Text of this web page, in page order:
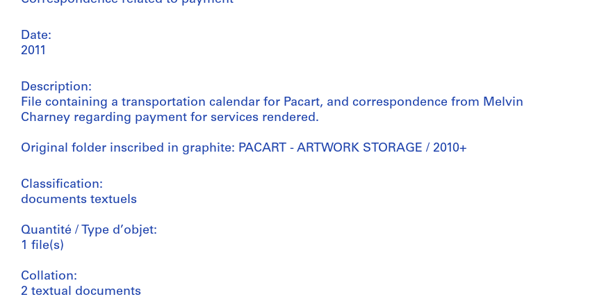
Date:
2011
Description:
File containing a transportation calendar for Pacart, and correspondence from Melvin
Charney regarding payment for services rendered.
Original folder inscribed in graphite: PACART - ARTWORK STORAGE / 2010+
Classification:
documents textuels
Quantité / Type d’objet:
1 file(s)
Collation:
2 textual documents